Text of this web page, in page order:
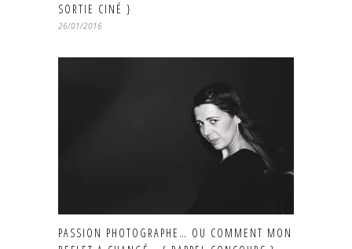
SORTIE CINÉ }
26/01/2016
PASSION PHOTOGRAPHE… OU COMMENT MON